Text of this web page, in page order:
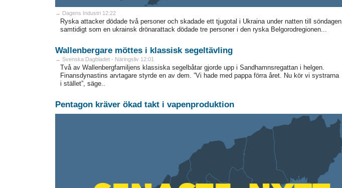
→ Dagens Industri 12:22
Ryska attacker dödade två personer och skadade ett tjugotal i Ukraina under natten till söndagen,
samtidigt som en ukrainsk drönarattack dödade tre personer i den ryska Belgorodregionen...
Wallenbergare möttes i klassisk segeltävling
→ Svenska Dagbladet - Näringsliv 12:01
Två av Wallenbergfamiljens klassiska segelbåtar gjorde upp i Sandhamnsregattan i helgen.
Finansdynastins arvtagare styrde en av dem. ”Vi hade med pappa förra året. Nu kör vi systrarna
i stället”, säge..
Pentagon kräver ökad takt i vapenproduktion